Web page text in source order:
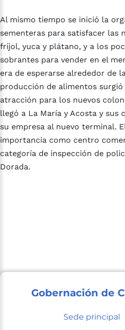
Al mismo tiempo se inició la
sementeras para satisfacer las
fríjol, yuca y plátano, y a los
sobrantes para vender en el
era de esperarse alrededor de
producción de alimentos surgió
atracción para los nuevos
llegó a La María y Acosta y sus
su empresa al nuevo terminal.
importancia como centro
categoría de inspección de
Dorada.
Gobernación de
Sede principal